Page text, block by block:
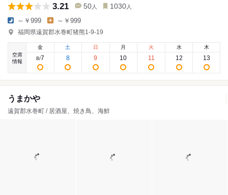
3.21 50 人 1030 人
～￥999 ～￥999
福岡県遠賀郡水巻町猪熊1-9-19
空席
情報
金
8/7
土
8
日
9
月
10
火
11
水
12
木
13
うまかや
遠賀郡水巻町 / 居酒屋、焼き鳥、海鮮